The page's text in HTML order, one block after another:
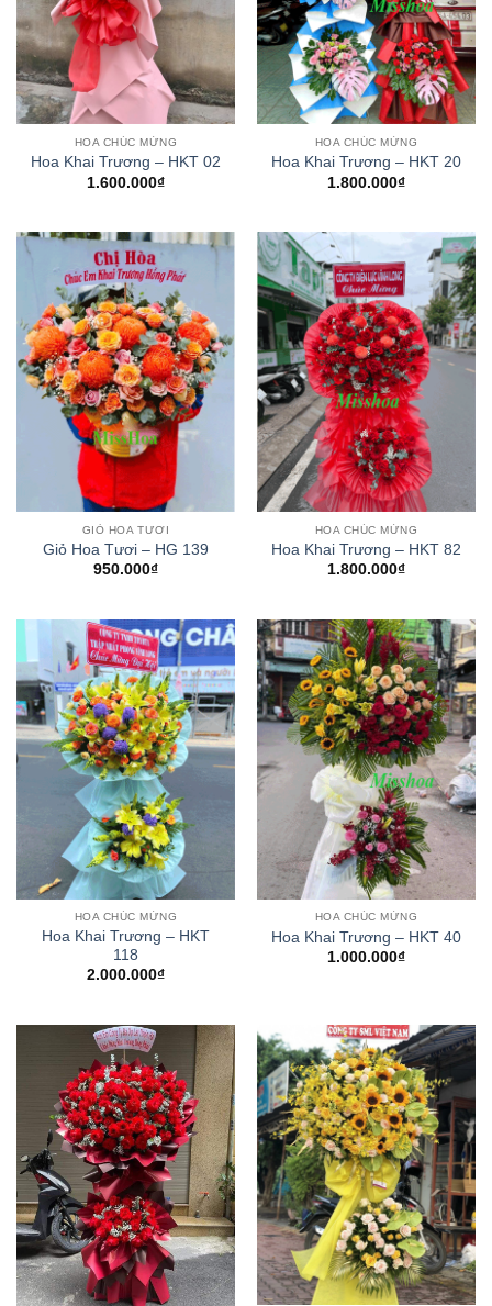
HOA CHÚC MỪNG
Hoa Khai Trương – HKT 02
1.600.000₫
HOA CHÚC MỪNG
Hoa Khai Trương – HKT 20
1.800.000₫
GIỎ HOA TƯƠI
Giỏ Hoa Tươi – HG 139
950.000₫
HOA CHÚC MỪNG
Hoa Khai Trương – HKT 82
1.800.000₫
HOA CHÚC MỪNG
Hoa Khai Trương – HKT
118
2.000.000₫
HOA CHÚC MỪNG
Hoa Khai Trương – HKT 40
1.000.000₫